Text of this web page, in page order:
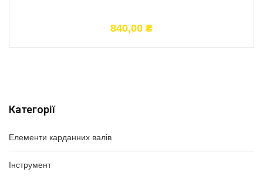
Категорії
Елементи карданних валів
Інструмент
840,00 ₴